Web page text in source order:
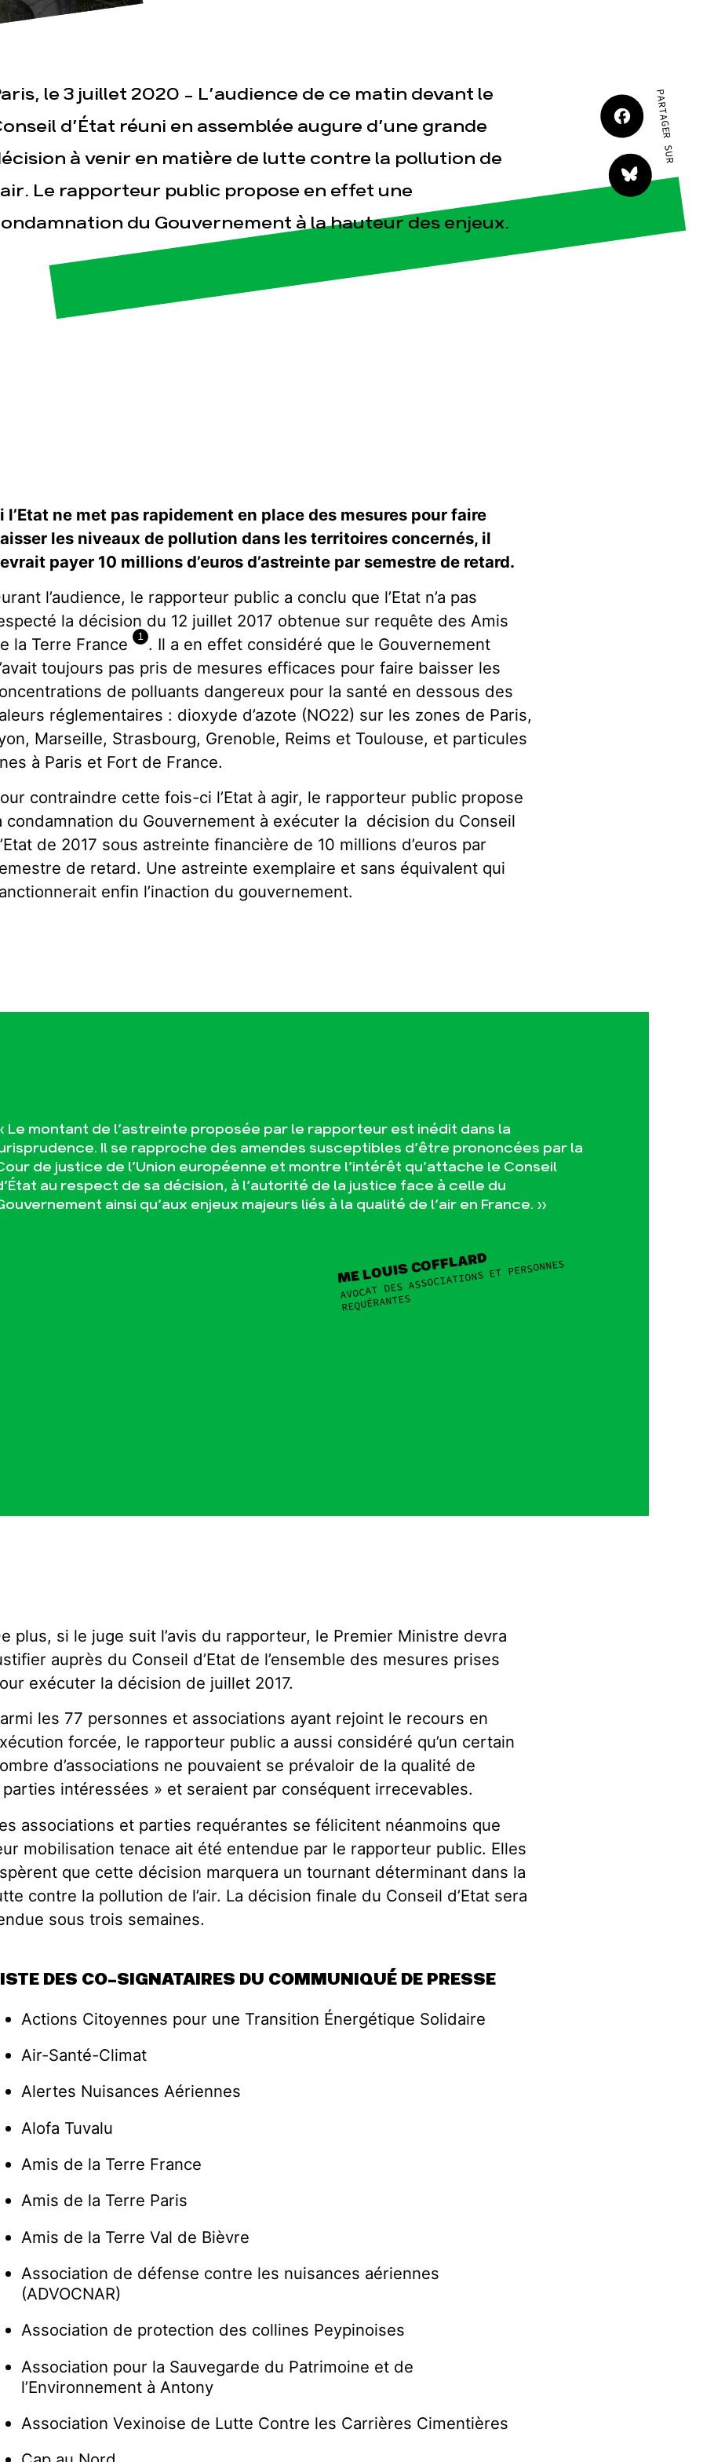
Publications Contact
le 3 juillet 2020 - L’audience de ce matin devant le
d’État réuni en assemblée augure d’une grande
à venir en matière de lutte contre la pollution de
Le rapporteur public propose en effet une
du Gouvernement à la hauteur des enjeux.
PARTAGER SUR
l’Etat ne met pas rapidement en place des mesures pour faire
les niveaux de pollution dans les territoires concernés, il
payer 10 millions d’euros d’astreinte par semestre de retard.
l’audience, le rapporteur public a conclu que l’Etat n’a pas
la décision du 12 juillet 2017 obtenue sur requête des Amis
la Terre France 1 . Il a en effet considéré que le Gouvernement
toujours pas pris de mesures efficaces pour faire baisser les
de polluants dangereux pour la santé en dessous des
réglementaires : dioxyde d’azote (NO22) sur les zones de Paris,
Marseille, Strasbourg, Grenoble, Reims et Toulouse, et particules
à Paris et Fort de France.
contraindre cette fois-ci l’Etat à agir, le rapporteur public propose
condamnation du Gouvernement à exécuter la décision du Conseil
de 2017 sous astreinte financière de 10 millions d’euros par
de retard. Une astreinte exemplaire et sans équivalent qui
enfin l’inaction du gouvernement.
Le montant de l’astreinte proposée par le rapporteur est inédit dans la
Il se rapproche des amendes susceptibles d’être prononcées par la
de justice de l’Union européenne et montre l’intérêt qu’attache le Conseil
au respect de sa décision, à l’autorité de la justice face à celle du
ainsi qu’aux enjeux majeurs liés à la qualité de l’air en France. »
ME LOUIS COFFLARD
AVOCAT DES ASSOCIATIONS ET PERSONNES
REQUÉRANTES
plus, si le juge suit l’avis du rapporteur, le Premier Ministre devra
auprès du Conseil d’Etat de l’ensemble des mesures prises
exécuter la décision de juillet 2017.
les 77 personnes et associations ayant rejoint le recours en
forcée, le rapporteur public a aussi considéré qu’un certain
d’associations ne pouvaient se prévaloir de la qualité de
parties intéressées » et seraient par conséquent irrecevables.
associations et parties requérantes se félicitent néanmoins que
mobilisation tenace ait été entendue par le rapporteur public. Elles
que cette décision marquera un tournant déterminant dans la
contre la pollution de l’air. La décision finale du Conseil d’Etat sera
sous trois semaines.
DES CO-SIGNATAIRES DU COMMUNIQUÉ DE PRESSE
Actions Citoyennes pour une Transition Énergétique Solidaire
Air-Santé-Climat
Alertes Nuisances Aériennes
Alofa Tuvalu
Amis de la Terre France
Amis de la Terre Paris
Amis de la Terre Val de Bièvre
Association de défense contre les nuisances aériennes
(ADVOCNAR)
Association de protection des collines Peypinoises
Association pour la Sauvegarde du Patrimoine et de
l’Environnement à Antony
Association Vexinoise de Lutte Contre les Carrières Cimentières